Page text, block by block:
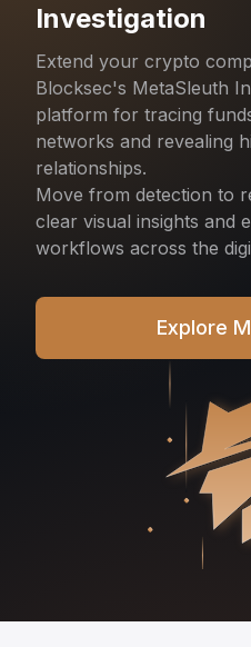
Investigation
Extend your crypto
Blocksec's MetaSleuth
platform for tracing
networks and revealing
relationships.
Move from detection to
clear visual insights and
workflows across the
Explore